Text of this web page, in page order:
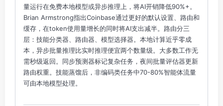
量运行在免费本地模型或异步推理上，将AI开销降低90%+。
Brian Armstrong指出Coinbase通过更好的默认设置、路由和
缓存，在token使用量增长的同时将AI支出减半。路由分三
层：技能分类器、路由器、模型选择器。本地计算近乎零成
本，异步批量推理比实时推理便宜两个数量级。大多数工作无
需秒级返回。同步预测器标记复杂任务，夜间批量评估器更新
路由权重。技能蒸馏后，非编码类任务中70-80%智能体流量
可由本地模型处理。